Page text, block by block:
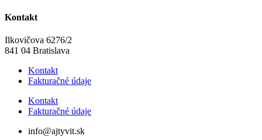
Kontakt
Ilkovičova 6276/2
841 04 Bratislava
Kontakt
Fakturačné údaje
Kontakt
Fakturačné údaje
info@ajtyvit.sk